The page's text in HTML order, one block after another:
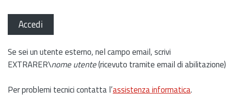
Accedi
Se sei un utente esterno, nel campo email, scrivi
EXTRARER\nome utente(ricevuto tramite email di abilitazione)
Per problemi tecnici contatta l’assistenza informatica.